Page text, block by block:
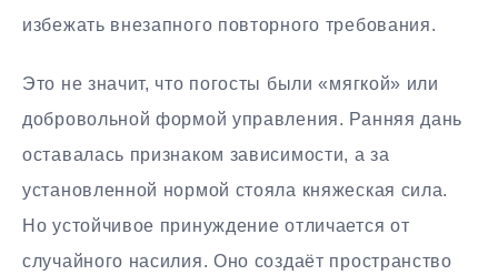
избежать внезапного повторного требования.
Это не значит, что погосты были «мягкой» или
добровольной формой управления. Ранняя дань
оставалась признаком зависимости, а за
установленной нормой стояла княжеская сила.
Но устойчивое принуждение отличается от
случайного насилия. Оно создаёт пространство